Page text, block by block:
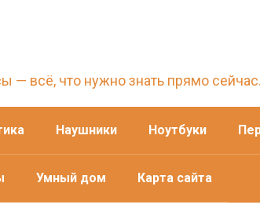
— всё, что нужно знать прямо сейчас.
Наушники Ноутбуки
Умный дом Карта сайта